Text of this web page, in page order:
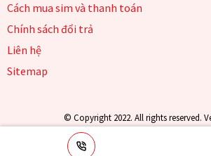
Cách mua sim và thanh toán
Chính sách đổi trả
Liên hệ
Sitemap
© Copyright 2022. All rights reserved.